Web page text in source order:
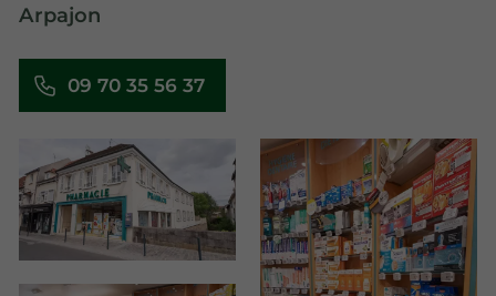
Arpajon
09 70 35 56 37